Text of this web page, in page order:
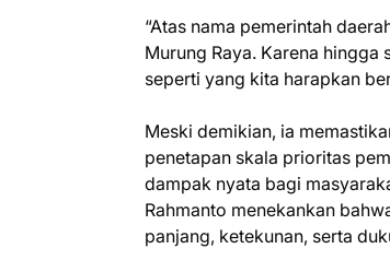
“Atas nama pemerintah
Murung Raya. Karena
seperti yang kita harapkan
Meski demikian, ia
penetapan skala prioritas
dampak nyata bagi
Rahmanto menekankan
panjang, ketekunan, serta